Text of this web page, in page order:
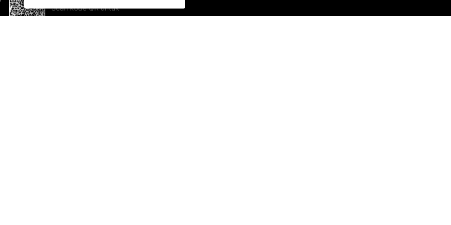
Scan kode QR untuk
mengunduh sekarang!